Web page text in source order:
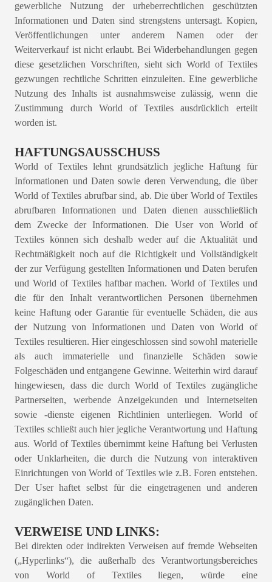
gewerbliche Nutzung der urheberrechtlichen geschützten
Informationen und Daten sind strengstens untersagt. Kopien,
Veröffentlichungen unter anderem Namen oder der
Weiterverkauf ist nicht erlaubt. Bei Widerbehandlungen gegen
diese gesetzlichen Vorschriften, sieht sich World of Textiles
gezwungen rechtliche Schritten einzuleiten. Eine gewerbliche
Nutzung des Inhalts ist ausnahmsweise zulässig, wenn die
Zustimmung durch World of Textiles ausdrücklich erteilt
worden ist.
HAFTUNGSAUSSCHUSS
World of Textiles lehnt grundsätzlich jegliche Haftung für
Informationen und Daten sowie deren Verwendung, die über
World of Textiles abrufbar sind, ab. Die über World of Textiles
abrufbaren Informationen und Daten dienen ausschließlich
dem Zwecke der Informationen. Die User von World of
Textiles können sich deshalb weder auf die Aktualität und
Rechtmäßigkeit noch auf die Richtigkeit und Vollständigkeit
der zur Verfügung gestellten Informationen und Daten berufen
und World of Textiles haftbar machen. World of Textiles und
die für den Inhalt verantwortlichen Personen übernehmen
keine Haftung oder Garantie für eventuelle Schäden, die aus
der Nutzung von Informationen und Daten von World of
Textiles resultieren. Hier eingeschlossen sind sowohl materielle
als auch immaterielle und finanzielle Schäden sowie
Folgeschäden und entgangene Gewinne. Weiterhin wird darauf
hingewiesen, dass die durch World of Textiles zugängliche
Partnerseiten, werbende Anzeigekunden und Internetseiten
sowie -dienste eigenen Richtlinien unterliegen. World of
Textiles schließt auch hier jegliche Verantwortung und Haftung
aus. World of Textiles übernimmt keine Haftung bei Verlusten
oder Unklarheiten, die durch die Nutzung von interaktiven
Einrichtungen von World of Textiles wie z.B. Foren entstehen.
Der User haftet selbst für die eingetragenen und anderen
zugänglichen Daten.
VERWEISE UND LINKS:
Bei direkten oder indirekten Verweisen auf fremde Webseiten
(„Hyperlinks“), die außerhalb des Verantwortungsbereiches
von World of Textiles liegen, würde eine